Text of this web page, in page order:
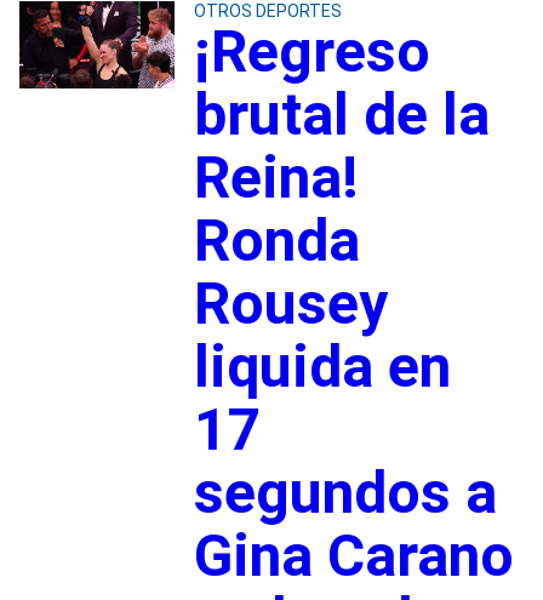
OTROS DEPORTES
¡Regreso
brutal de la
Reina!
Ronda
Rousey
liquida en
17
segundos a
Gina Carano